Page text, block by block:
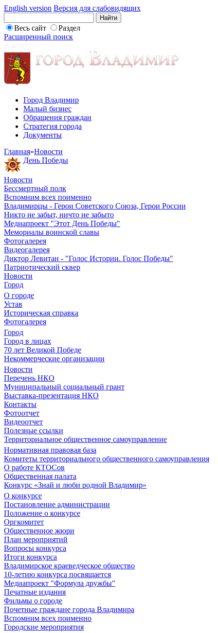
English version Версия для слабовидящих
Весь сайт
Раздел
Расширенный поиск
Город Владимир
Малый бизнес
Обращения граждан
Стратегия города
Документы
Главная»Новости
День Победы
Новости
Бессмертный полк
Вспомним всех поименно
Владимирцы - Герои Советского Союза, Герои России
Никто не забыт, ничто не забыто
Медиапроект "Этот День Победы"
Мемориалы воинской славы
Фотогалерея
Видеогалерея
Диктор Левитан - "Голос Истории. Голос Победы"
Патриотический сквер
Новости
Город
О городе
Устав
Историческая справка
Фотогалерея
Город
Город в лицах
70 лет Великой Победе
Некоммерческие организации
Новости
Перечень НКО
Муниципальный социальный грант
Выставка-презентация НКО
Контакты
Фотоотчет
Видеоотчет
Полезные ссылки
Территориальное общественное самоуправление
Нормативная правовая база
Комитеты территориального общественного самоуправления
О работе КТОСов
Общественная палата
Конкурс «Знай и люби родной Владимир»
О конкурсе
Постановление администрации
Положение о конкурсе
Оргкомитет
Общественное жюри
План мероприятий
Вопросы конкурса
Итоги конкурса
Владимирское краеведческое общество
10-летию конкурса посвящается
Медиапроект "Формула дружбы"
Печатные издания
Фильмы о городе
Почетные граждане города Владимира
Вспомним всех поименно
Городские мероприятия